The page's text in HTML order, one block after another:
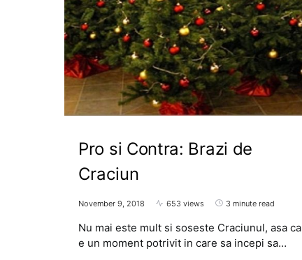
Pro si Contra: Brazi de
Craciun
November 9, 2018 653 views 3 minute read
Nu mai este mult si soseste Craciunul, asa ca
e un moment potrivit in care sa incepi sa…